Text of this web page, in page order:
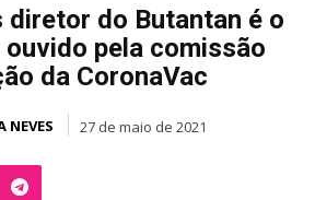
diretor do Butantan é o
pela comissão
da CoronaVac
NEVES 27 de maio de 2021